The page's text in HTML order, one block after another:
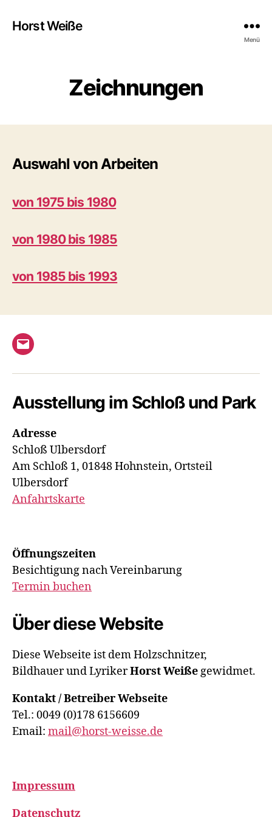
Horst Weiße
Menü
Zeichnungen
Auswahl von Arbeiten
von 1975 bis 1980
von 1980 bis 1985
von 1985 bis 1993
E-
Ausstellung im Schloß und Park
Adresse
Schloß Ulbersdorf
Am Schloß 1, 01848 Hohnstein, Ortsteil
Ulbersdorf
Anfahrtskarte
Öffnungszeiten
Besichtigung nach Vereinbarung
Termin buchen
Über diese Website
Diese Webseite ist dem Holzschnitzer,
Bildhauer und LyrikerHorst Weißegewidmet.
Kontakt / Betreiber Webseite
Tel.: 0049 (0)178 6156609
Email: mail@horst-weisse.de
Impressum
Datenschutz